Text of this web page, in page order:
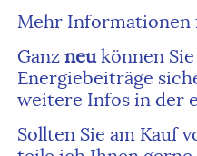
Mehr Informationen
Ganz neukönnen
Energiebeiträge
weitere Infos in der
Sollten Sie am Kauf